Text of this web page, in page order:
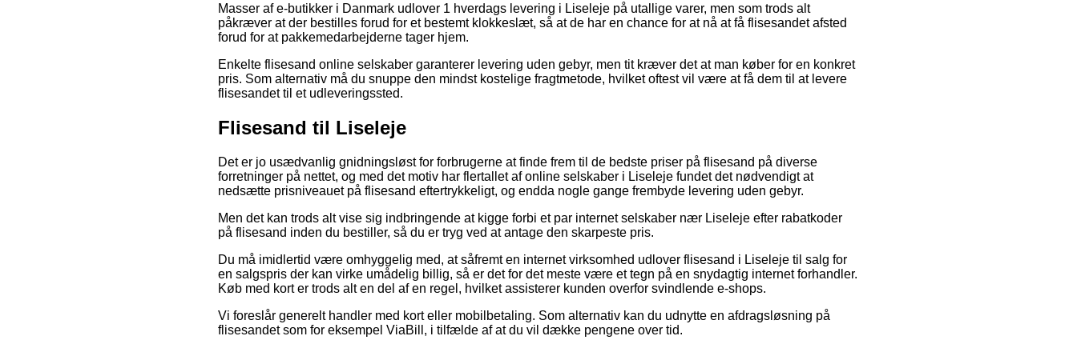
Masser af e-butikker i Danmark udlover 1 hverdags levering i Liseleje på utallige varer, men som trods alt
påkræver at der bestilles forud for et bestemt klokkeslæt, så at de har en chance for at nå at få flisesandet afsted
forud for at pakkemedarbejderne tager hjem.
Enkelte flisesand online selskaber garanterer levering uden gebyr, men tit kræver det at man køber for en konkret
pris. Som alternativ må du snuppe den mindst kostelige fragtmetode, hvilket oftest vil være at få dem til at levere
flisesandet til et udleveringssted.
Flisesand til Liseleje
Det er jo usædvanlig gnidningsløst for forbrugerne at finde frem til de bedste priser på flisesand på diverse
forretninger på nettet, og med det motiv har flertallet af online selskaber i Liseleje fundet det nødvendigt at
nedsætte prisniveauet på flisesand eftertrykkeligt, og endda nogle gange frembyde levering uden gebyr.
Men det kan trods alt vise sig indbringende at kigge forbi et par internet selskaber nær Liseleje efter rabatkoder
på flisesand inden du bestiller, så du er tryg ved at antage den skarpeste pris.
Du må imidlertid være omhyggelig med, at såfremt en internet virksomhed udlover flisesand i Liseleje til salg for
en salgspris der kan virke umådelig billig, så er det for det meste være et tegn på en snydagtig internet forhandler.
Køb med kort er trods alt en del af en regel, hvilket assisterer kunden overfor svindlende e-shops.
Vi foreslår generelt handler med kort eller mobilbetaling. Som alternativ kan du udnytte en afdragsløsning på
flisesandet som for eksempel ViaBill, i tilfælde af at du vil dække pengene over tid.